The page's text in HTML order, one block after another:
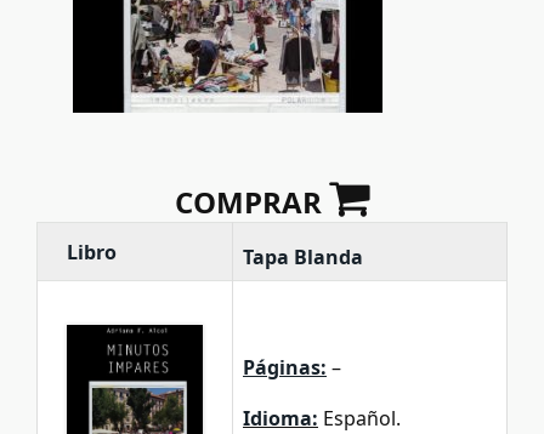
COMPRAR
Libro Tapa Blanda
Páginas: –
Idioma: Español.